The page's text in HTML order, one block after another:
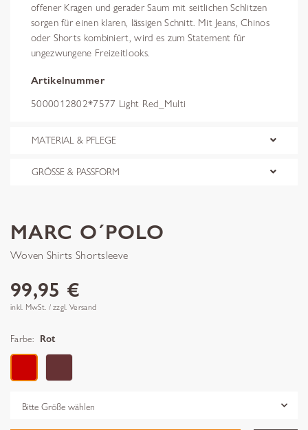
offener Kragen und gerader Saum mit seitlichen Schlitzen
sorgen für einen klaren, lässigen Schnitt. Mit Jeans, Chinos
oder Shorts kombiniert, wird es zum Statement für
ungezwungene Freizeitlooks.
Artikelnummer
5000012802*7577 Light Red_Multi
MATERIAL & PFLEGE
GRÖSSE & PASSFORM
MARC O´POLO
Woven Shirts Shortsleeve
99,95 €
inkl. MwSt. / zzgl. Versand
Farbe: Rot